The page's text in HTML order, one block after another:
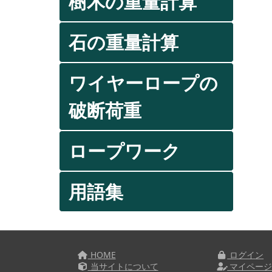
石の重量計算
ワイヤーロープの
破断荷重
ロープワーク
用語集
HOME
当サイトについて
ログイン
マイページ